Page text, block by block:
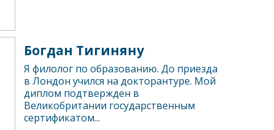
Богдан Тигиняну
Я филолог по образованию. До приезда
в Лондон учился на докторантуре. Мой
диплом подтвержден в
Великобритании государственным
сертификатом...